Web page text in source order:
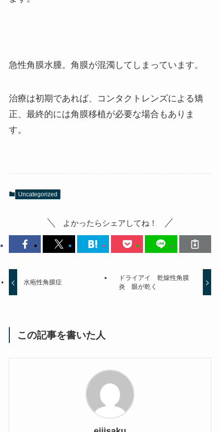
急性角膜水腫。角膜が混濁してしまっています。
治療は初期であれば、コンタクトレンズによる矯
正、最終的には角膜移植が必要な場合もありま
す。
Uncategorized
よかったらシェアしてね！
水疱性角膜症
ドライアイ 乾燥性角膜
炎 眼が乾く
この記事を書いた人